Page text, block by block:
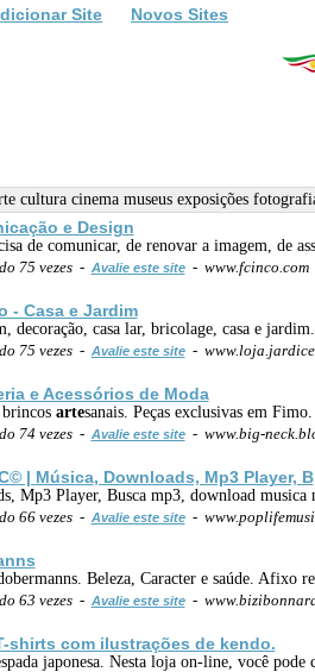
Site Novos Sites
cultura cinema museus exposições
e Design
de comunicar, de renovar a imagem, de
75 vezes - Avalie este site- www.fcinco.com
- Casa e Jardim
decoração, casa lar, bricolage, casa e
75 vezes - Avalie este site-
e Acessórios de Moda
artesanais. Peças exclusivas em
74 vezes - Avalie este site- www.big-
| Música, Downloads, Mp3 Player, B
Mp3 Player, Busca mp3, download
66 vezes - Avalie este site-
Beleza, Caracter e saúde. Afixo
63 vezes - Avalie este site-
shirts com ilustrações de kendo.
japonesa. Nesta loja on-line, você